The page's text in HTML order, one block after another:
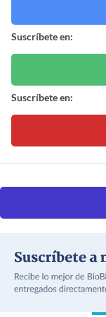
Suscríbete en:
Suscríbete en: